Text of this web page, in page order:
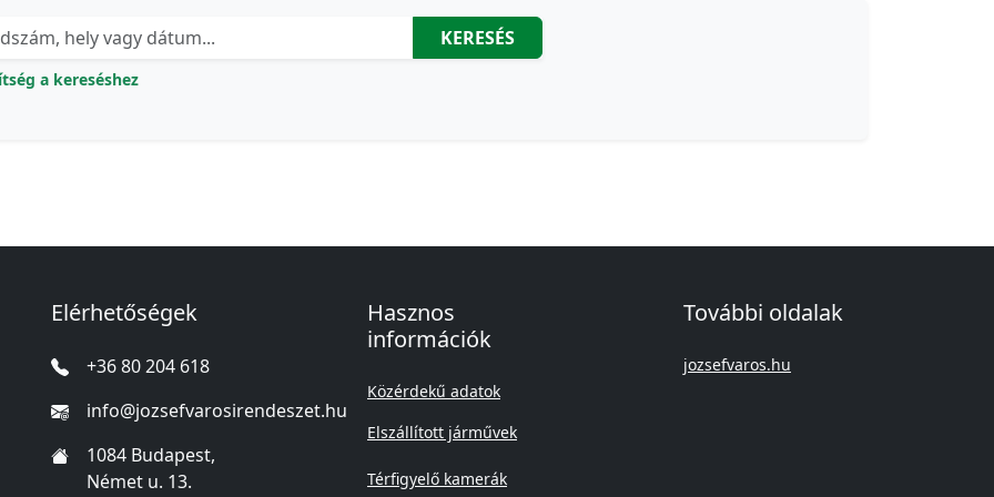
KERESÉS
a kereséshez
Elérhetőségek
+36 80 204 618
info@jozsefvarosirendeszet.hu
1084 Budapest,
Német u. 13.
Hasznos
információk
Közérdekű adatok
Elszállított járművek
Térfigyelő kamerák
További oldalak
jozsefvaros.hu